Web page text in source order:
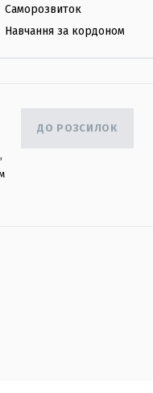
Саморозвиток
Навчання за кордоном
ДО РОЗСИЛОК